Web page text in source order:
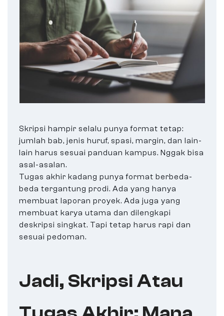
Skripsi hampir selalu punya format tetap:
jumlah bab, jenis huruf, spasi, margin, dan lain-
lain harus sesuai panduan kampus. Nggak bisa
asal-asalan.
Tugas akhir kadang punya format berbeda-
beda tergantung prodi. Ada yang hanya
membuat laporan proyek. Ada juga yang
membuat karya utama dan dilengkapi
deskripsi singkat. Tapi tetap harus rapi dan
sesuai pedoman.
Jadi, Skripsi Atau